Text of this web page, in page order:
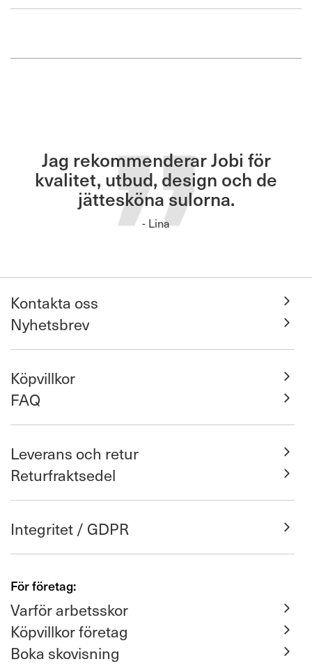
den
Jag rekommenderar Jobi för
kvalitet, utbud, design och de
jättesköna sulorna.
- Lina
Kontakta oss
Nyhetsbrev
Köpvillkor
FAQ
Leverans och retur
Returfraktsedel
Integritet / GDPR
För företag:
Varför arbetsskor
Köpvillkor företag
Boka skovisning